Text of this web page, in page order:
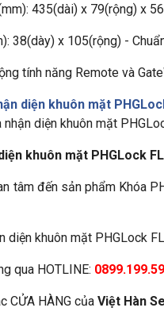
435(dài) x 79(rộng) x
38(dày) x 105(rộng) -
tính năng Remote và
diện khuôn mặt
diện khuôn mặt
khuôn mặt PHGLock
tâm đến sản phẩm Khóa
diện khuôn mặt PHGLock
qua HOTLINE:
CỬA HÀNG của Việt Hàn